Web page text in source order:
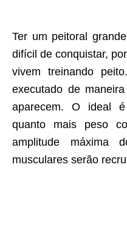
Ter um peitoral
difícil de conquistar,
vivem treinando
executado de
aparecem. O ideal
quanto mais peso
amplitude máxima
musculares serão